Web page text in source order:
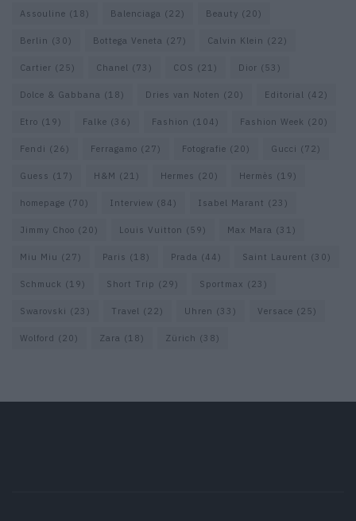
Assouline (18) Balenciaga (22) Beauty (20)
Berlin (30) Bottega Veneta (27) Calvin Klein (22)
Cartier (25) Chanel (73) COS (21) Dior (53)
Dolce & Gabbana (18) Dries van Noten (20) Editorial (42)
Etro (19) Falke (36) Fashion (104) Fashion Week (20)
Fendi (26) Ferragamo (27) Fotografie (20) Gucci (72)
Guess (17) H&M (21) Hermes (20) Hermès (19)
homepage (70) Interview (84) Isabel Marant (23)
Jimmy Choo (20) Louis Vuitton (59) Max Mara (31)
Miu Miu (27) Paris (18) Prada (44) Saint Laurent (30)
Schmuck (19) Short Trip (29) Sportmax (23)
Swarovski (23) Travel (22) Uhren (33) Versace (25)
Wolford (20) Zara (18) Zürich (38)